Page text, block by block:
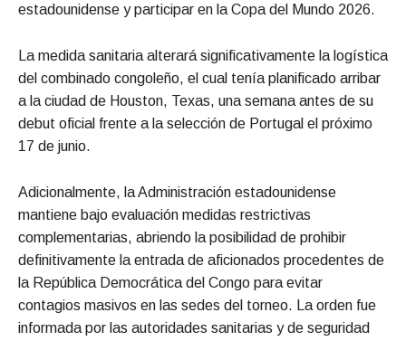
estadounidense y participar en la Copa del Mundo 2026.
La medida sanitaria alterará significativamente la logística
del combinado congoleño, el cual tenía planificado arribar
a la ciudad de Houston, Texas, una semana antes de su
debut oficial frente a la selección de Portugal el próximo
17 de junio.
Adicionalmente, la Administración estadounidense
mantiene bajo evaluación medidas restrictivas
complementarias, abriendo la posibilidad de prohibir
definitivamente la entrada de aficionados procedentes de
la República Democrática del Congo para evitar
contagios masivos en las sedes del torneo. La orden fue
informada por las autoridades sanitarias y de seguridad